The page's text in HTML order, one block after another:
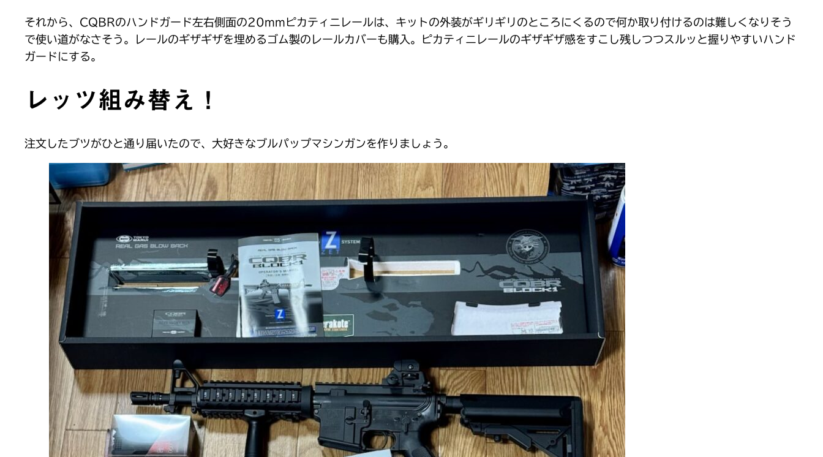
それから、CQBRのハンドガード左右側面の20mmピカティニレールは、キットの外装がギリギリのところにくるので何か取り付けるのは難しくなりそう
で使い道がなさそう。レールのギザギザを埋めるゴム製のレールカバーも購入。ピカティニレールのギザギザ感をすこし残しつつスルッと握りやすいハンド
ガードにする。
レッツ組み替え！
注文したブツがひと通り届いたので、大好きなブルパップマシンガンを作りましょう。